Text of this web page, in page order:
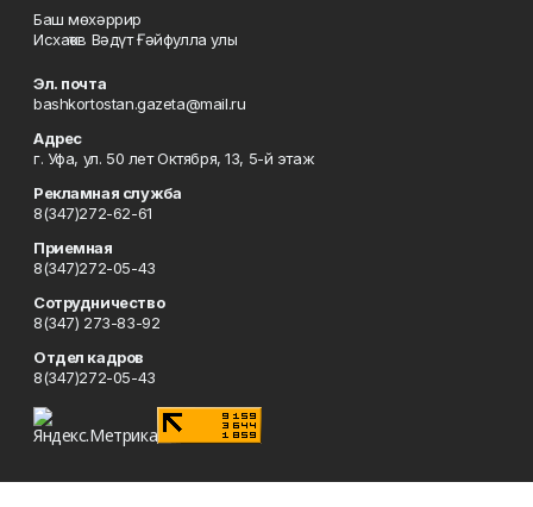
Баш мөхәррир
Исхаҡов Вәдүт Ғәйфулла улы
Эл. почта
bashkortostan.gazeta@mail.ru
Адрес
г. Уфа, ул. 50 лет Октября, 13, 5-й этаж
Рекламная служба
8(347)272-62-61
Приемная
8(347)272-05-43
Сотрудничество
8(347) 273-83-92
Отдел кадров
8(347)272-05-43